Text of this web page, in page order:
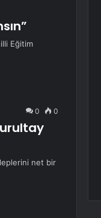
Eğitim
0 0
net bir